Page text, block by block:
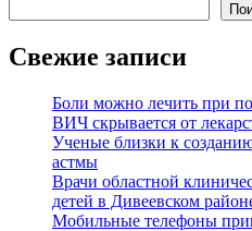
Свежие записи
Боли можно лечить при
ВИЧ скрывается от
Ученые близки к
астмы
Врачи областной
детей в Дивеевском
Мобильные телефоны